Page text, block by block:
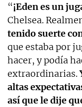
“¡Eden es un
Chelsea.
tenido suerte
que estaba por
hacer, y podía
extraordinarias.
altas
así que le dije